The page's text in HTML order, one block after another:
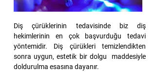
Diş çürüklerinin tedavisinde biz diş
hekimlerinin en çok başvurduğu tedavi
yöntemidir. Diş çürükleri temizlendikten
sonra uygun, estetik bir dolgu maddesiyle
doldurulma esasına dayanır.